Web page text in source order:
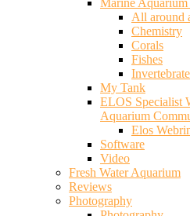
Marine Aquarium
All around
Chemistry
Corals
Fishes
My Tank
ELOS Specialist
Aquarium
Elos
Software
Video
Fresh Water Aquarium
Reviews
Photography